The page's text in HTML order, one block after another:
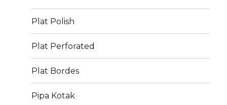
Plat Polish
Plat Perforated
Plat Bordes
Pipa Kotak